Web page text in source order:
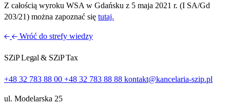
Z całością wyroku WSA w Gdańsku z 5 maja 2021 r. (I SA/Gd
203/21) można zapoznać się tutaj.
Wróć do strefy wiedzy
SZiP Legal & SZiP Tax
+48 32 783 88 00 +48 32 783 88 88 kontakt@kancelaria-szip.pl
ul. Modelarska 25